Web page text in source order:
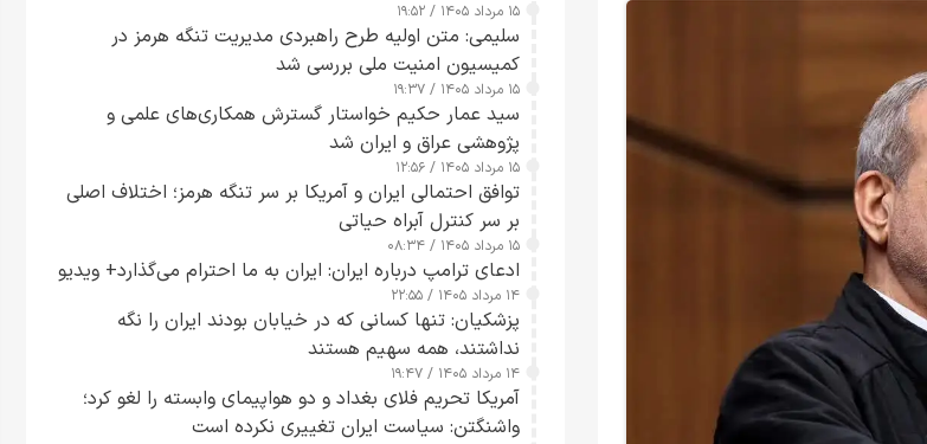
۱۵ مرداد ۱۴۰۵ / ۱۹:۵۲
سلیمی: متن اولیه طرح راهبردی مدیریت تنگه هرمز در
کمیسیون امنیت ملی بررسی شد
۱۵ مرداد ۱۴۰۵ / ۱۹:۳۷
سید عمار حکیم خواستار گسترش همکاری‌های علمی و
پژوهشی عراق و ایران شد
۱۵ مرداد ۱۴۰۵ / ۱۲:۵۶
توافق احتمالی ایران و آمریکا بر سر تنگه هرمز؛ اختلاف اصلی
بر سر کنترل آبراه حیاتی
۱۵ مرداد ۱۴۰۵ / ۰۸:۳۴
ادعای ترامپ درباره ایران: ایران به ما احترام می‌گذارد+ ویدیو
۱۴ مرداد ۱۴۰۵ / ۲۲:۵۵
پزشکیان: تنها کسانی که در خیابان بودند ایران را نگه
نداشتند، همه سهیم هستند
۱۴ مرداد ۱۴۰۵ / ۱۹:۴۷
آمریکا تحریم فلای بغداد و دو هواپیمای وابسته را لغو کرد؛
واشنگتن: سیاست ایران تغییری نکرده است